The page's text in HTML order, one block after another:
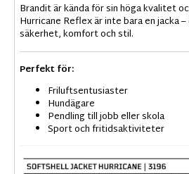
Brandit är kända för sin höga kvalitet
Hurricane Reflex är inte bara en jacka
säkerhet, komfort och stil.
Perfekt för:
Friluftsentusiaster
Hundägare
Pendling till jobb eller skola
Sport och fritidsaktiviteter